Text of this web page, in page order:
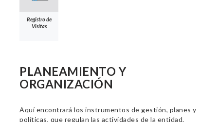
Registro de
Visitas
PLANEAMIENTO Y
ORGANIZACIÓN
Aquí encontrará los instrumentos de gestión, planes y
políticas, que regulan las actividades de la entidad.